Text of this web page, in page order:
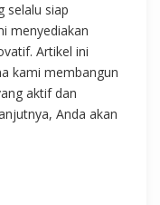
selalu siap
menyediakan
Artikel ini
kami membangun
aktif dan
Anda akan